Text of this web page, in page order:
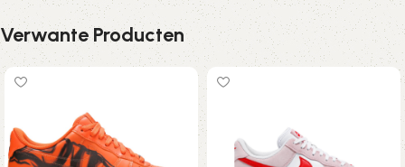
Verwante Producten